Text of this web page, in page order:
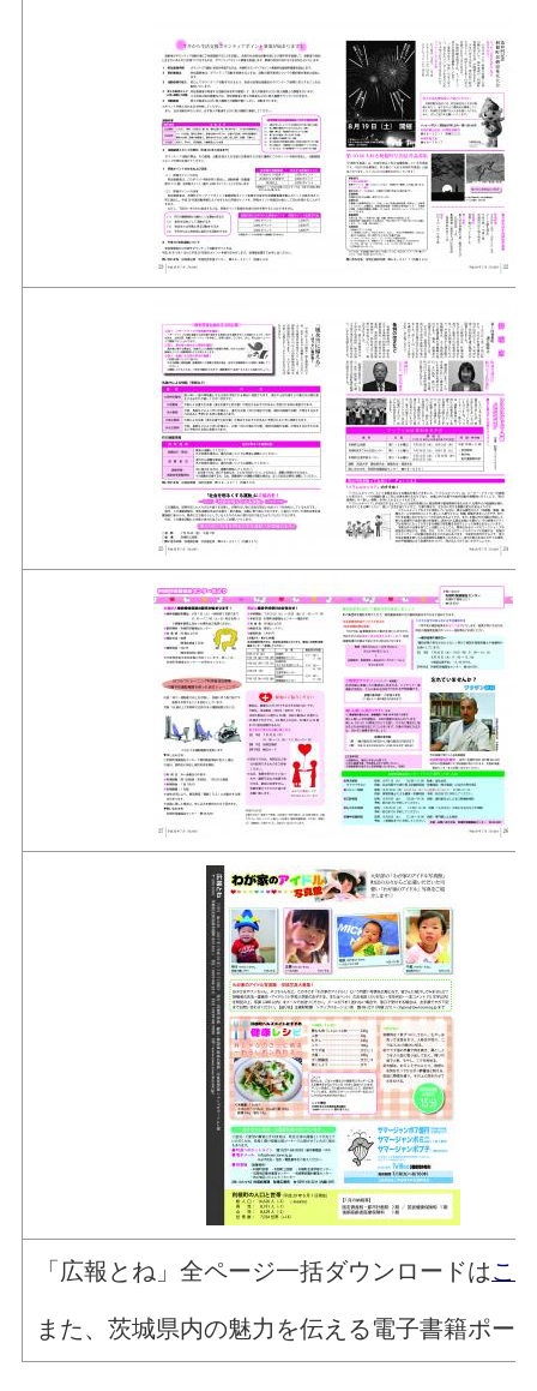
「広報とね」全ページ一括ダウンロードはこ
また、茨城県内の魅力を伝える電子書籍ポー